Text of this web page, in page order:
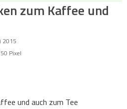
zum Kaffee und
2015
Pixel
und auch zum Tee